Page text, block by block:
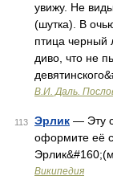
увижу. Не
(шутка). В
птица черный
диво, что не
В.И. Даль.
113 Эрлик — Эту
оформите её
Википедия